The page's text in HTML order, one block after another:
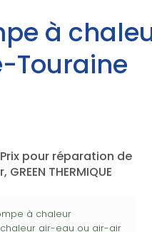
à
Touraine
Prix pour réparation de
THERMIQUE
à chaleur
air-eau ou air-air